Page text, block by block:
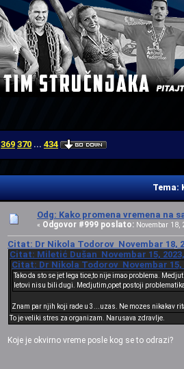
369 370 ... 434
Tema:
Odg: Kako promena vremena na
« Odgovor #999 poslato: Novembar 18,
Citat: Dr Nikola Todorov Novembar 18,
Citat: Miletić Dušan Novembar 15,
Citat: Dr Nikola Todorov Novembar 15,
Tako da sto se jet lega tice,to nije imao problema.
letovi nisu bili dugi. Medjutim,opet postoji
Znam par njih koji rade u 3...uzas. Ne mozes nikakav
To je veliki stres za organizam. Narusava zdravlje.
Koje je okvirno vreme posle kog se to odrazi?